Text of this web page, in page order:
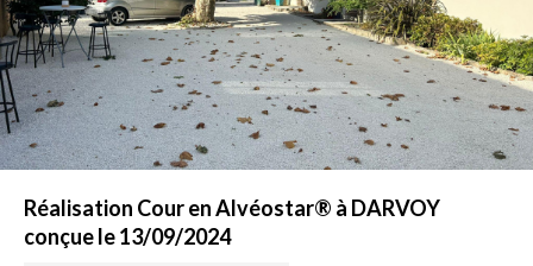
Réalisation Cour en Alvéostar® à DARVOY
conçue le 13/09/2024